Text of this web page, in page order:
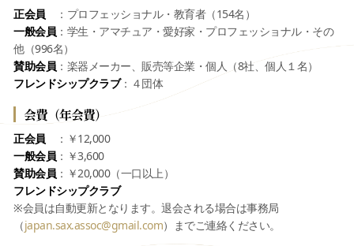
正会員 ：プロフェッショナル・教育者（154名）
一般会員 ：学生・アマチュア・愛好家・プロフェッショナル・その
他（996名）
賛助会員 ：楽器メーカー、販売等企業・個人（8社、個人１名）
フレンドシップクラブ：４団体
会費（年会費）
正会員 ：￥12,000
一般会員 ：￥3,600
賛助会員 ：￥20,000（一口以上）
フレンドシップクラブ
※会員は自動更新となります。退会される場合は事務局
（japan.sax.assoc@gmail.com）までご連絡ください。